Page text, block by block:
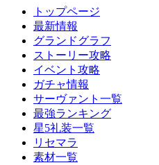
トップページ
最新情報
グランドグラフ
ストーリー攻略
イベント攻略
ガチャ情報
サーヴァント一覧
最強ランキング
星5礼装一覧
リセマラ
素材一覧